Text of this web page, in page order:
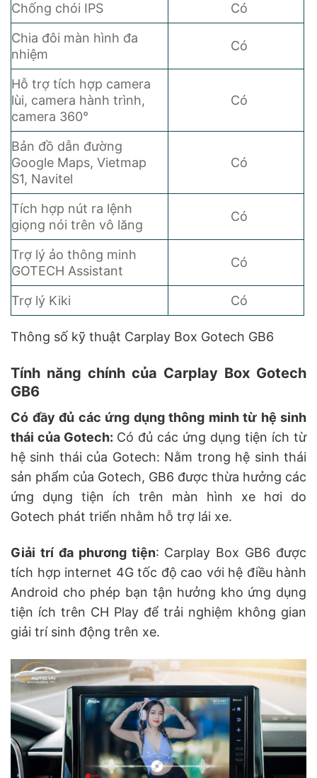
Chống chói IPS
Có
Chia đôi màn hình đa
nhiệm
Có
Hỗ trợ tích hợp camera
lùi, camera hành trình,
camera 360°
Có
Bản đồ dẫn đường
Google Maps, Vietmap
S1, Navitel
Có
Tích hợp nút ra lệnh
giọng nói trên vô lăng
Có
Trợ lý ảo thông minh
GOTECH Assistant
Có
Trợ lý Kiki Có
Thông số kỹ thuật Carplay Box Gotech GB6
Tính năng chính của Carplay Box Gotech
GB6
Có đầy đủ các ứng dụng thông minh từ hệ sinh
thái của Gotech: Có đủ các ứng dụng tiện ích từ
hệ sinh thái của Gotech: Nằm trong hệ sinh thái
sản phẩm của Gotech, GB6 được thừa hưởng các
ứng dụng tiện ích trên màn hình xe hơi do
Gotech phát triển nhằm hỗ trợ lái xe.
Giải trí đa phương tiện: Carplay Box GB6 được
tích hợp internet 4G tốc độ cao với hệ điều hành
Android cho phép bạn tận hưởng kho ứng dụng
tiện ích trên CH Play để trải nghiệm không gian
giải trí sinh động trên xe.